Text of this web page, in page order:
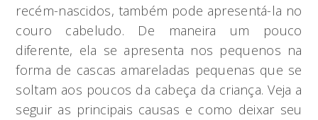
recém-nascidos, também pode apresentá-la no
couro cabeludo. De maneira um pouco
diferente, ela se apresenta nos pequenos na
forma de cascas amareladas pequenas que se
soltam aos poucos da cabeça da criança. Veja a
seguir as principais causas e como deixar seu